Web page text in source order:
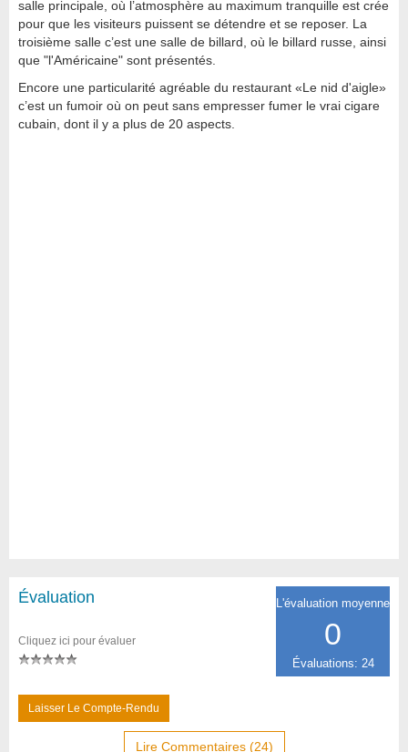
salle principale, où l’atmosphère au maximum tranquille est crée
pour que les visiteurs puissent se détendre et se reposer. La
troisième salle c’est une salle de billard, où le billard russe, ainsi
que "l'Américaine" sont présentés.
Encore une particularité agréable du restaurant «Le nid d'aigle»
c’est un fumoir où on peut sans empresser fumer le vrai cigare
cubain, dont il y a plus de 20 aspects.
L'évaluation moyenne
0
Évaluations: 24
Évaluation
Cliquez ici pour évaluer
Laisser Le Compte-Rendu
Lire Commentaires (24)